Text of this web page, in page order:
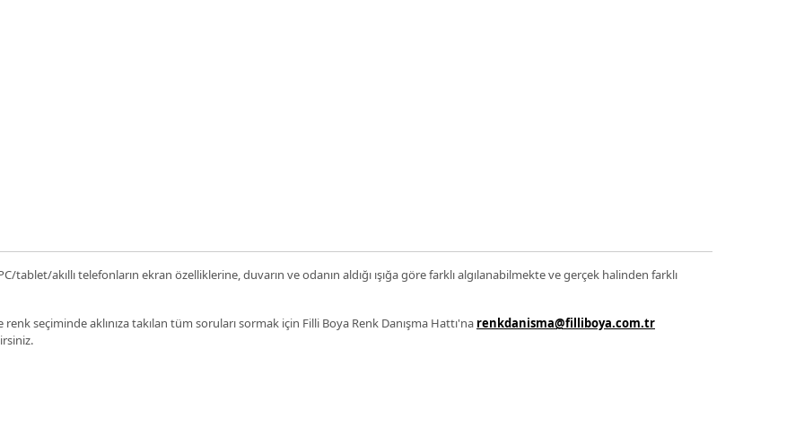
tablet/akıllı telefonların ekran özelliklerine, duvarın ve odanın aldığı ışığa göre farklı algılanabilmekte ve gerçek halinden farklı
seçiminde aklınıza takılan tüm soruları sormak için Filli Boya Renk Danışma Hattı'na renkdanisma@filliboya.com.tr